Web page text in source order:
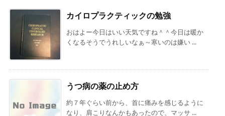
カイロプラクティックの勉強
おはよー今日はいい天気ですね＾＾今日は暖か
くなるそうでうれしいなぁ～寒いのは嫌い ...
うつ病の薬の止め方
約７年ぐらい前から、首に痛みを感じるように
なり、肩こりなんかもあったので、マッサ ...